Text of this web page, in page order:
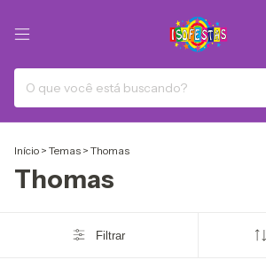
Início > Temas > Thomas
Thomas
Filtrar